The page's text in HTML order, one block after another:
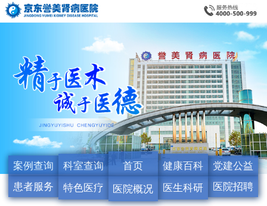
案例查询 科室查询 首页 健康百科
党建公益
患者服务
特色医疗 医院概况 医生科研 医院招聘